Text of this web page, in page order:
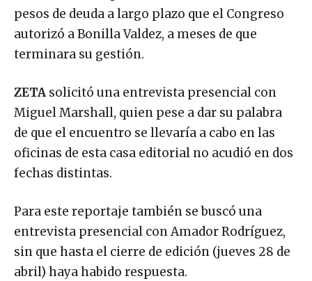
pesos de deuda a largo plazo que el Congreso
autorizó a Bonilla Valdez, a meses de que
terminara su gestión.
ZETA solicitó una entrevista presencial con
Miguel Marshall, quien pese a dar su palabra
de que el encuentro se llevaría a cabo en las
oficinas de esta casa editorial no acudió en dos
fechas distintas.
Para este reportaje también se buscó una
entrevista presencial con Amador Rodríguez,
sin que hasta el cierre de edición (jueves 28 de
abril) haya habido respuesta.